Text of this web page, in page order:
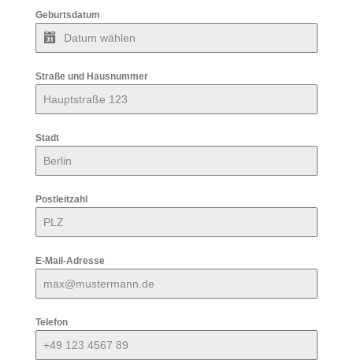
Geburtsdatum
Straße und Hausnummer
Stadt
Postleitzahl
E-Mail-Adresse
Telefon